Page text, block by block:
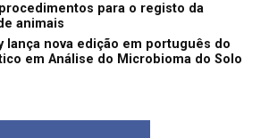
procedimentos para o registo da
animais
lança nova edição em português do
em Análise do Microbioma do Solo